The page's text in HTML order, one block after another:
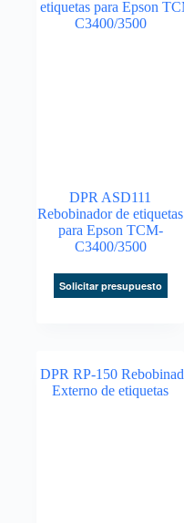
DPR ASD111
Rebobinador de etiquetas
para Epson TCM-
C3400/3500
Solicitar presupuesto